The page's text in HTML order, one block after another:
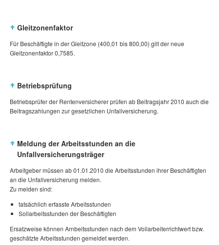
Gleitzonenfaktor
Für Beschäftigte in der Gleitzone (400,01 bis 800,00) gilt der neue
Gleitzonenfaktor 0,7585.
Betriebsprüfung
Betriebsprüfer der Rentenversicherer prüfen ab Beitragsjahr 2010 auch die
Beitragszahlungen zur gesetzlichen Unfallversicherung.
Meldung der Arbeitsstunden an die
Unfallversicherungsträger
Arbeitgeber müssen ab 01.01.2010 die Arbeitsstunden ihrer Beschäftigten
an die Unfallversicherung melden.
Zu melden sind:
tatsächlich erfasste Arbeitsstunden
Sollarbeitsstunden der Beschäftigten
Ersatzweise können Arnbeitsstunden nach dem Vollarbeiterrichtwert bzw.
geschätzte Arbeitsstunden gemeldet werden.